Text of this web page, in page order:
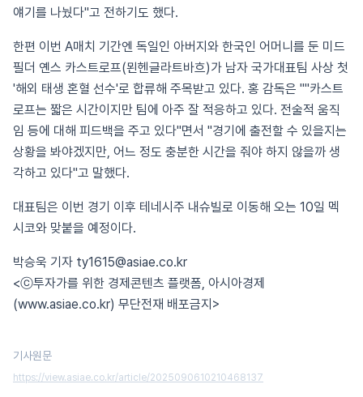
얘기를 나눴다"고 전하기도 했다.
한편 이번 A매치 기간엔 독일인 아버지와 한국인 어머니를 둔 미드
필더 옌스 카스트로프(묀헨글라트바흐)가 남자 국가대표팀 사상 첫
'해외 태생 혼혈 선수'로 합류해 주목받고 있다. 홍 감독은 ""카스트
로프는 짧은 시간이지만 팀에 아주 잘 적응하고 있다. 전술적 움직
임 등에 대해 피드백을 주고 있다"면서 "경기에 출전할 수 있을지는
상황을 봐야겠지만, 어느 정도 충분한 시간을 줘야 하지 않을까 생
각하고 있다"고 말했다.
대표팀은 이번 경기 이후 테네시주 내슈빌로 이동해 오는 10일 멕
시코와 맞붙을 예정이다.
박승욱 기자 ty1615@asiae.co.kr
<ⓒ투자가를 위한 경제콘텐츠 플랫폼, 아시아경제
(www.asiae.co.kr) 무단전재 배포금지>
기사원문
https://view.asiae.co.kr/article/2025090610210468137